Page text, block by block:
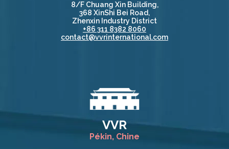
8/F Chuang Xin Building,
368 XinShi Bei Road,
Zhenxin Industry District
+86 311 8382 8060
contact@vvrinternational.com
VVR
Pékin, Chine